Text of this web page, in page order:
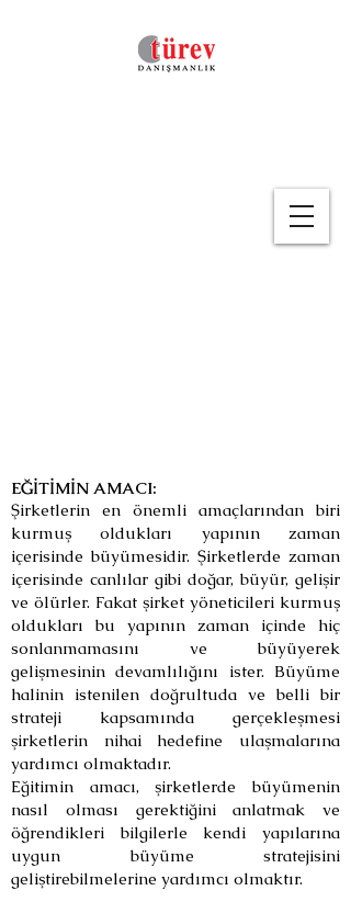
EĞİTİMİN AMACI:
Şirketlerin en önemli amaçlarından biri
kurmuş oldukları yapının zaman
içerisinde büyümesidir. Şirketlerde zaman
içerisinde canlılar gibi doğar, büyür, gelişir
ve ölürler. Fakat şirket yöneticileri kurmuş
oldukları bu yapının zaman içinde hiç
sonlanmamasını ve büyüyerek
gelişmesinin devamlılığını ister. Büyüme
halinin istenilen doğrultuda ve belli bir
strateji kapsamında gerçekleşmesi
şirketlerin nihai hedefine ulaşmalarına
yardımcı olmaktadır.
Eğitimin amacı, şirketlerde büyümenin
nasıl olması gerektiğini anlatmak ve
öğrendikleri bilgilerle kendi yapılarına
uygun büyüme stratejisini
geliştirebilmelerine yardımcı olmaktır.